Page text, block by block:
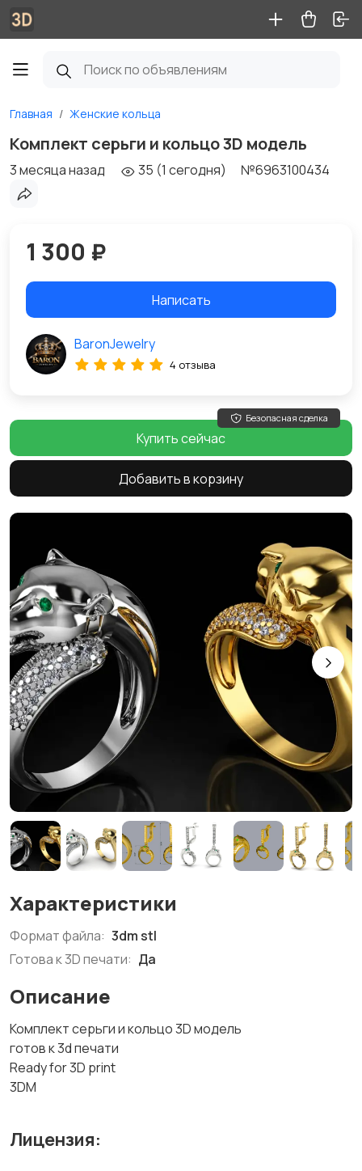
Главная Женские кольца
Комплект серьги и кольцо 3D модель
3 месяца назад 35 (1 сегодня) №6963100434
Характеристики
Формат файла: 3dm stl
Готова к 3D печати: Да
Описание
Комплект серьги и кольцо 3D модель
готов к 3d печати
Ready for 3D print
3DM
Лицензия:
1 300 ₽
Написать
BaronJewelry
4 отзыва
Безопасная сделка
Купить сейчас
Добавить в корзину